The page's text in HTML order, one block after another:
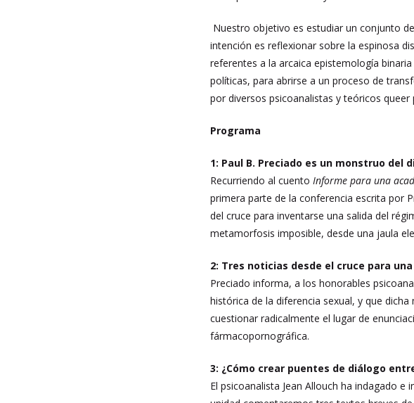
Nuestro objetivo es estudiar un conjunto
intención es reflexionar sobre la espinosa
referentes a la arcaica epistemología
políticas, para abrirse a un proceso de
por diversos psicoanalistas y teóricos
Programa
1: Paul B. Preciado es un monstruo del
Recurriendo al cuentoInforme para una
primera parte de la conferencia escrita por
del cruce para inventarse una salida del
metamorfosis imposible, desde una jaula
2: Tres noticias desde el cruce para
Preciado informa, a los honorables
histórica de la diferencia sexual, y que
cuestionar radicalmente el lugar de
fármacopornográfica.
3: ¿Cómo crear puentes de diálogo
El psicoanalista Jean Allouch ha indagado